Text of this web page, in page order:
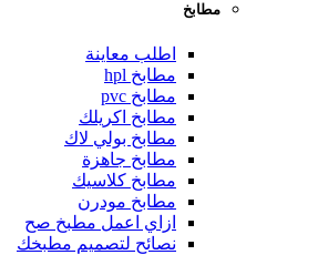
مطابخ
اطلب معاينة
مطابخ hpl
مطابخ pvc
مطابخ اكريلك
مطابخ بولي لاك
مطابخ جاهزة
مطابخ كلاسيك
مطابخ مودرن
ازاي اعمل مطبخ صح
نصائح لتصميم مطبخك